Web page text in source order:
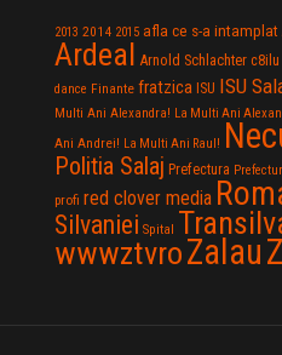
2013 2014 2015 afla ce s-a intamplat
Ardeal Arnold Schlachter c8ilu
dance Finante fratzica ISU ISU
Multi Ani Alexandra! La Multi Ani
Ani Andrei! La Multi Ani Raul!
Politia Salaj Prefectura
profi red clover media
Silvaniei Spital
wwwztvroZalau